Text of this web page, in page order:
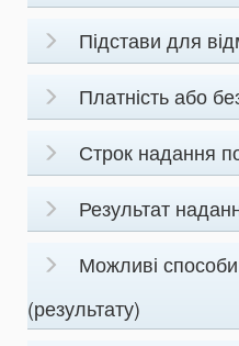
Підстави для
Платність або
Строк надання
Результат
Можливі способи
(результату)